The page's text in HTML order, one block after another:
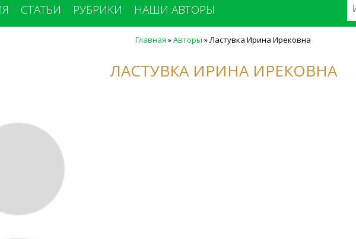
СТАТЬИ РУБРИКИ НАШИ АВТОРЫ
Главная »Авторы »Ластувка Ирина Ирековна
ЛАСТУВКА ИРИНА ИРЕКОВНА